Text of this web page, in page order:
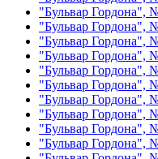
"Бульвар Гордона",
"Бульвар Гордона",
"Бульвар Гордона",
"Бульвар Гордона",
"Бульвар Гордона",
"Бульвар Гордона",
"Бульвар Гордона",
"Бульвар Гордона",
"Бульвар Гордона",
"Бульвар Гордона",